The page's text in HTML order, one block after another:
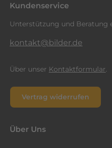
Kundenservice
Unterstützung und Beratung
kontakt@bilder.de
Über unser Kontaktformular.
Vertrag widerrufen
Über Uns